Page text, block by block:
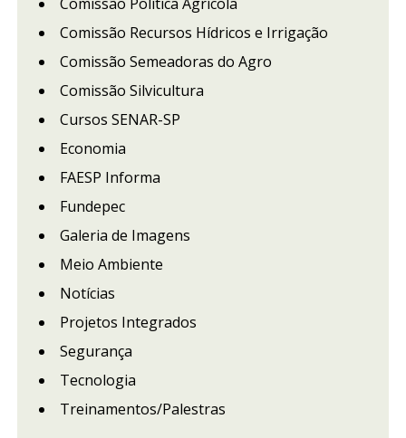
Comissão Recursos Hídricos e Irrigação
Comissão Semeadoras do Agro
Comissão Silvicultura
Cursos SENAR-SP
Economia
FAESP Informa
Fundepec
Galeria de Imagens
Meio Ambiente
Notícias
Projetos Integrados
Segurança
Tecnologia
Treinamentos/Palestras